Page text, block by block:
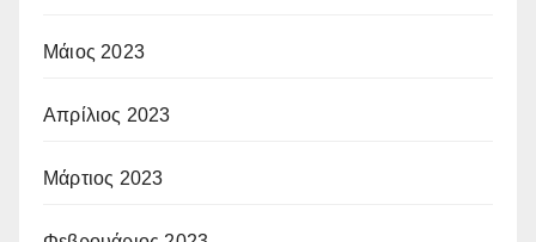
Μάιος 2023
Απρίλιος 2023
Μάρτιος 2023